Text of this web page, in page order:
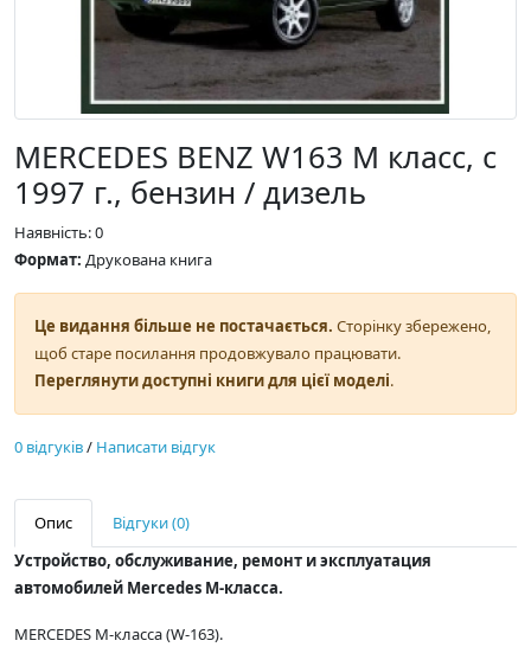
MERCEDES BENZ W163 M класс, с
1997 г., бензин / дизель
Наявність: 0
Формат: Друкована книга
Це видання більше не постачається. Сторінку збережено,
щоб старе посилання продовжувало працювати.
Переглянути доступні книги для цієї моделі.
0 відгуків/ Написати відгук
Опис
Відгуки (0)
Устройство, обслуживание, ремонт и эксплуатация
автомобилей Mercedes M-класса.
MERCEDES M-класса (W-163).